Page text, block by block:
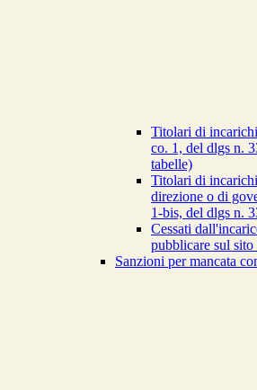
Titolari di
co. 1, del dlgs n.
tabelle)
Titolari di
direzione o di
1-bis, del dlgs n.
Cessati
pubblicare sul
Sanzioni per mancata